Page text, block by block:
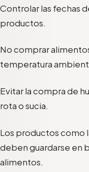
Controlar las fechas
productos.
No comprar
temperatura
Evitar la compra de
rota o sucia.
Los productos como
deben guardarse en
alimentos.